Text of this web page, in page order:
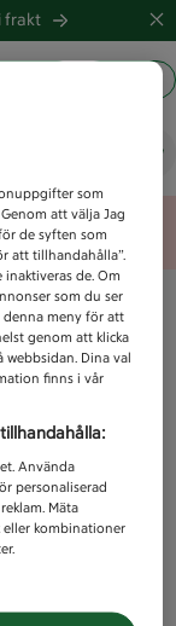
frakt
som
att välja Jag
de syften som
att tillhandahålla”.
de. Om
som du ser
denna meny för att
genom att klicka
Dina val
finns i vår
Använda
personaliserad
Mäta
eller kombinationer